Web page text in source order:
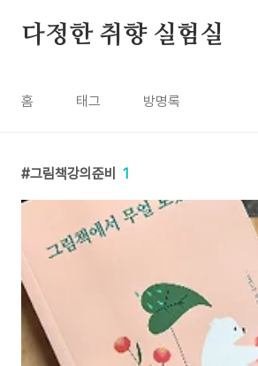
다정한 취향 실험실
홈 태그 방명록
그림책강의준비 1